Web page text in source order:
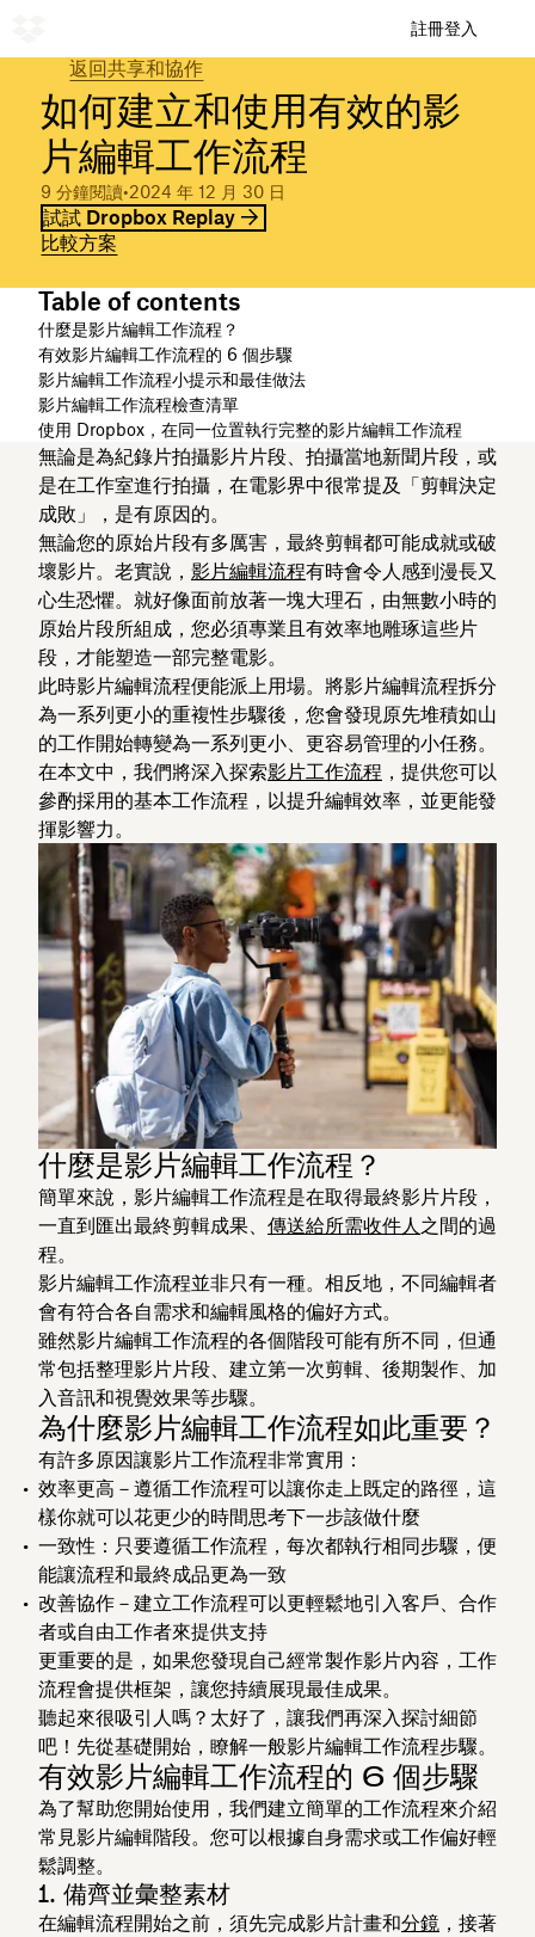
註冊登入
返回共享和協作
如何建立和使用有效的影
片編輯工作流程
9 分鐘閱讀•2024 年 12 月 30 日
試試 Dropbox Replay
比較方案
Table of contents
什麼是影片編輯工作流程？
有效影片編輯工作流程的 6 個步驟
影片編輯工作流程小提示和最佳做法
影片編輯工作流程檢查清單
使用 Dropbox，在同一位置執行完整的影片編輯工作流程
無論是為紀錄片拍攝影片片段、拍攝當地新聞片段，或
是在工作室進行拍攝，在電影界中很常提及「剪輯決定
成敗」，是有原因的。
無論您的原始片段有多厲害，最終剪輯都可能成就或破
壞影片。老實說， 影片編輯流程有時會令人感到漫長又
心生恐懼。就好像面前放著一塊大理石，由無數小時的
原始片段所組成，您必須專業且有效率地雕琢這些片
段，才能塑造一部完整電影。
此時影片編輯流程便能派上用場。將影片編輯流程拆分
為一系列更小的重複性步驟後，您會發現原先堆積如山
的工作開始轉變為一系列更小、更容易管理的小任務。
在本文中，我們將深入探索影片工作流程 ，提供您可以
參酌採用的基本工作流程，以提升編輯效率，並更能發
揮影響力。
什麼是影片編輯工作流程？
簡單來說，影片編輯工作流程是在取得最終影片片段，
一直到匯出最終剪輯成果、 傳送給所需收件人 之間的過
程。
影片編輯工作流程並非只有一種。相反地，不同編輯者
會有符合各自需求和編輯風格的偏好方式。
雖然影片編輯工作流程的各個階段可能有所不同，但通
常包括整理影片片段、建立第一次剪輯、後期製作、加
入音訊和視覺效果等步驟。
為什麼影片編輯工作流程如此重要？
有許多原因讓影片工作流程非常實用：
效率更高－遵循工作流程可以讓你走上既定的路徑，這
樣你就可以花更少的時間思考下一步該做什麼
一致性 ：只要遵循工作流程，每次都執行相同步驟，便
能讓流程和最終成品更為一致
改善協作－建立工作流程可以更輕鬆地引入客戶、合作
者或自由工作者來提供支持
更重要的是，如果您發現自己經常製作影片內容，工作
流程會提供框架，讓您持續展現最佳成果。
聽起來很吸引人嗎？太好了，讓我們再深入探討細節
吧！先從基礎開始，瞭解一般影片編輯工作流程步驟。
有效影片編輯工作流程的 6 個步驟
為了幫助您開始使用，我們建立簡單的工作流程來介紹
常見影片編輯階段。您可以根據自身需求或工作偏好輕
鬆調整。
1. 備齊並彙整素材
在編輯流程開始之前，須先完成影片計畫和分鏡 ，接著